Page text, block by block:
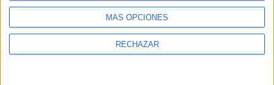
MÁS OPCIONES
RECHAZAR